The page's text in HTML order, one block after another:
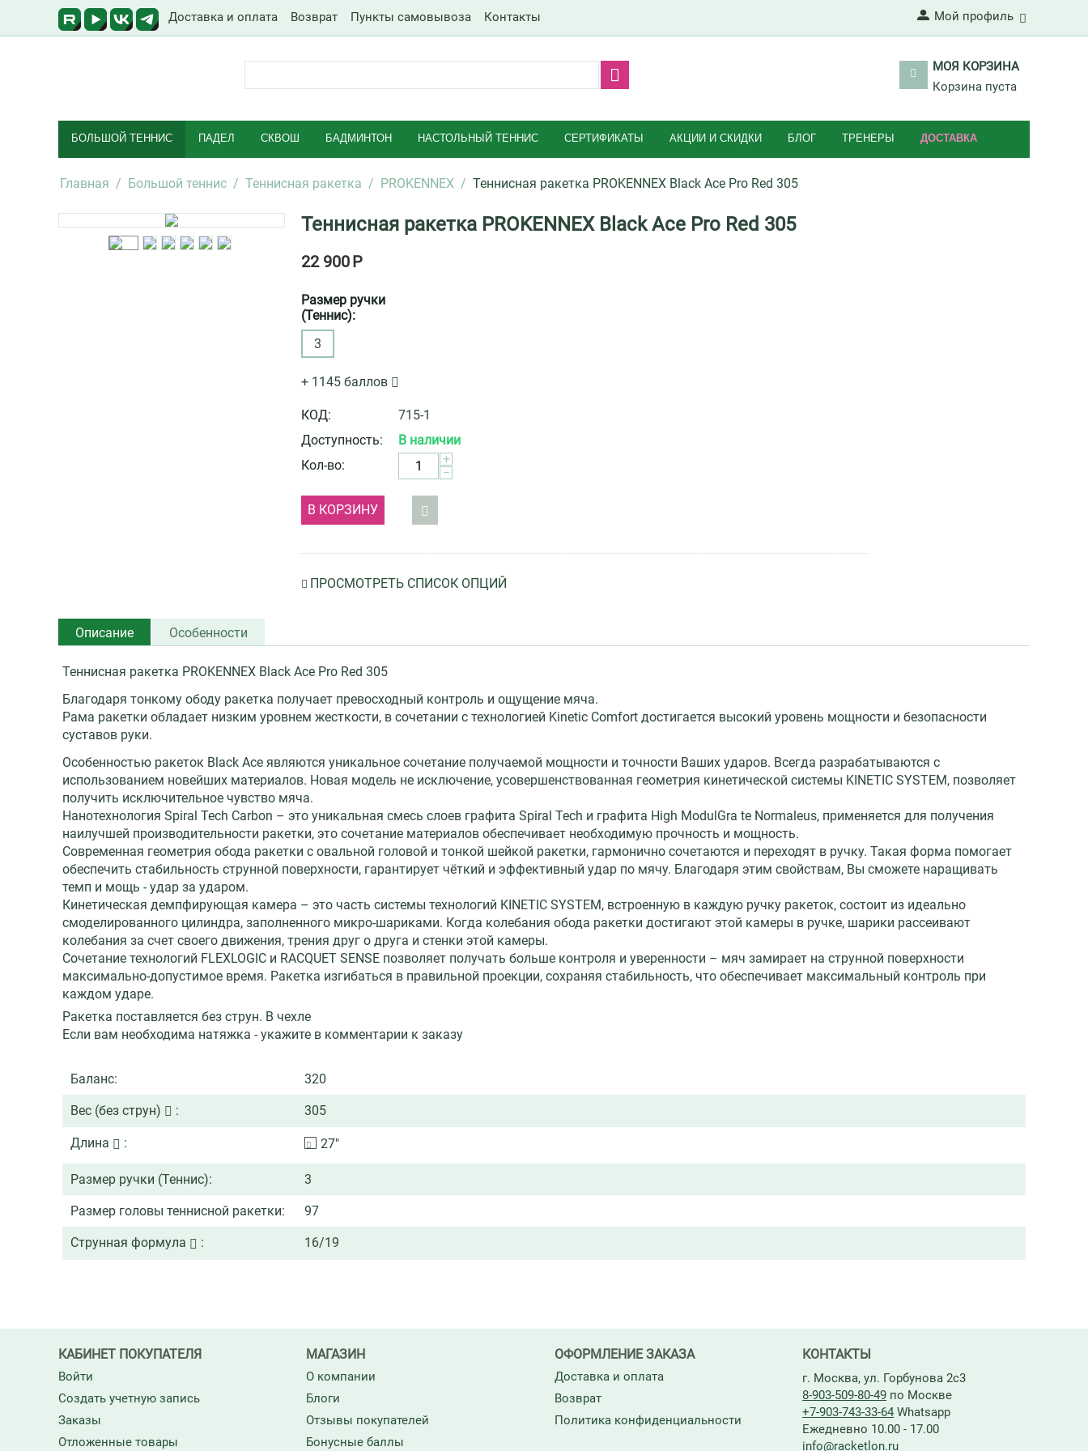
Доставка и оплата Возврат Пункты самовывоза Контакты Мой профиль
МОЯ КОРЗИНА
Корзина пуста
БОЛЬШОЙ ТЕННИС ПАДЕЛ СКВОШ БАДМИНТОН НАСТОЛЬНЫЙ ТЕННИС СЕРТИФИКАТЫ АКЦИИ И СКИДКИ БЛОГ ТРЕНЕРЫ ДОСТАВКА
Главная / Большой теннис / Теннисная ракетка / PROKENNEX / Теннисная ракетка PROKENNEX Black Ace Pro Red 305
Теннисная ракетка PROKENNEX Black Ace Pro Red 305
22 900Р
Размер ручки
(Теннис):
3
+ 1145 баллов
КОД:
715-1
Доступность:
В наличии
Кол-во:
+
−
В КОРЗИНУ
ПРОСМОТРЕТЬ СПИСОК ОПЦИЙ
Описание Особенности
Теннисная ракетка PROKENNEX Black Ace Pro Red 305
Благодаря тонкому ободу ракетка получает превосходный контроль и ощущение мяча.
Рама ракетки обладает низким уровнем жесткости, в сочетании с технологией Kinetic Comfort достигается высокий уровень мощности и безопасности
суставов руки.
Особенностью ракеток Black Ace являются уникальное сочетание получаемой мощности и точности Ваших ударов. Всегда разрабатываются с
использованием новейших материалов. Новая модель не исключение, усовершенствованная геометрия кинетической системы KINETIC SYSTEM, позволяет
получить исключительное чувство мяча.
Нанотехнология Spiral Tech Carbon – это уникальная смесь слоев графита Spiral Tech и графита High ModulGra te Normaleus, применяется для получения
наилучшей производительности ракетки, это сочетание материалов обеспечивает необходимую прочность и мощность.
Современная геометрия обода ракетки с овальной головой и тонкой шейкой ракетки, гармонично сочетаются и переходят в ручку. Такая форма помогает
обеспечить стабильность струнной поверхности, гарантирует чёткий и эффективный удар по мячу. Благодаря этим свойствам, Вы сможете наращивать
темп и мощь - удар за ударом.
Кинетическая демпфирующая камера – это часть системы технологий KINETIC SYSTEM, встроенную в каждую ручку ракеток, состоит из идеально
смоделированного цилиндра, заполненного микро-шариками. Когда колебания обода ракетки достигают этой камеры в ручке, шарики рассеивают
колебания за счет своего движения, трения друг о друга и стенки этой камеры.
Сочетание технологий FLEXLOGIC и RACQUET SENSE позволяет получать больше контроля и уверенности – мяч замирает на струнной поверхности
максимально-допустимое время. Ракетка изгибаться в правильной проекции, сохраняя стабильность, что обеспечивает максимальный контроль при
каждом ударе.
Ракетка поставляется без струн. В чехле
Если вам необходима натяжка - укажите в комментарии к заказу
Баланс: 320
Вес (без струн) : 305
Длина : 27"
Размер ручки (Теннис): 3
Размер головы теннисной ракетки: 97
Струнная формула : 16/19
КАБИНЕТ ПОКУПАТЕЛЯ
Войти
Создать учетную запись
Заказы
Отложенные товары
МАГАЗИН
О компании
Блоги
Отзывы покупателей
Бонусные баллы
ОФОРМЛЕНИЕ ЗАКАЗА
Доставка и оплата
Возврат
Политика конфиденциальности
КОНТАКТЫ
г. Москва, ул. Горбунова 2с3
8-903-509-80-49 по Москве
+7-903-743-33-64 Whatsapp
Ежедневно 10.00 - 17.00
info@racketlon.ru